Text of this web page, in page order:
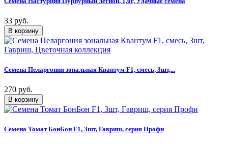
33 руб.
Семена Пеларгония зональная Квантум F1, смесь, 3шт,...
270 руб.
Семена Томат БонБон F1, 3шт, Гавриш, серия Профи